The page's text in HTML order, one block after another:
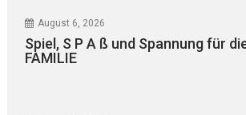
August 6, 2026
Spiel, S P A ß und Spannung für
FAMILIE